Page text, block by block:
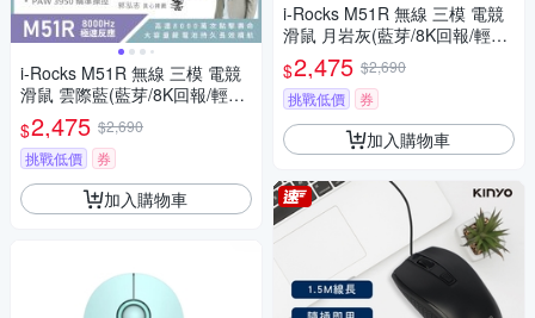
i-Rocks M51R 無線 三模 電競
滑鼠 雲際藍(藍芽/8K回報/輕量
化52g)
$2,475 $2,690
挑戰低價
券
加入購物車
i-Rocks M51R 無線 三模 電競
滑鼠 月岩灰(藍芽/8K回報/輕量
化52g)
$2,475 $2,690
挑戰低價
券
加入購物車